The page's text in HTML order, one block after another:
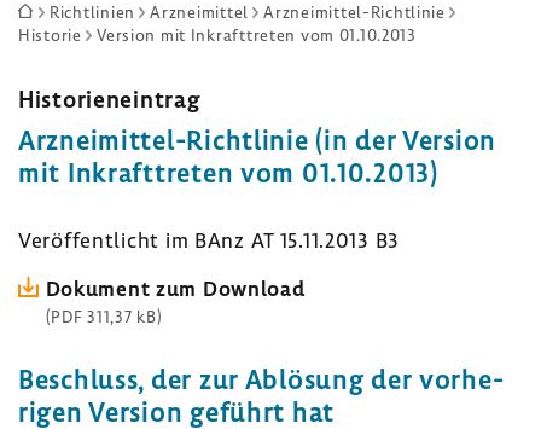
Sie
sind
Richtlinien Arzneimittel
Arzneimittel-Richtlinie
Historie
Version mit Inkrafttreten vom 01.10.2013
Histo­ri­en­ein­trag
Arzneimittel-​Richtlinie (in der Version
mit Inkraft­treten vom 01.10.2013)
Veröf­fent­licht im BAnz AT 15.11.2013 B3
Doku­ment zum Down­load
(PDF 311,37 kB)
Beschluss, der zur Ablö­sung der vorhe­
rigen Version geführt hat